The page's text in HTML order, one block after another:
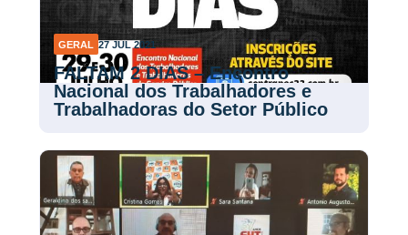
GERAL 27 JUL 2021
FALTAM 2 DIAS – Encontro
Nacional dos Trabalhadores e
Trabalhadoras do Setor Público